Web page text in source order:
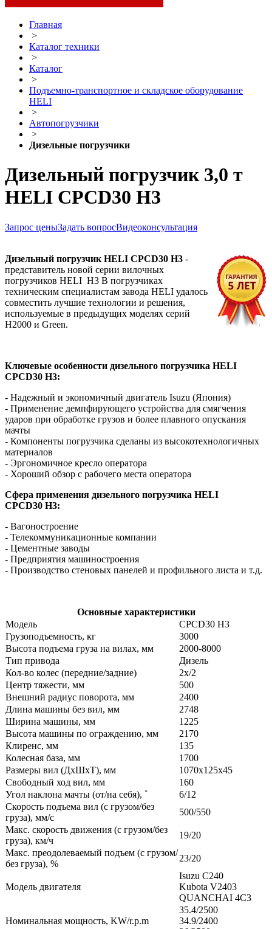
Главная
>
Каталог техники
>
Каталог
>
Подъемно-транспортное и складское оборудование
HELI
>
Автопогрузчики
>
Дизельные погрузчики
Дизельный погрузчик 3,0 т
HELI CPCD30 H3
Запрос ценыЗадать вопросВидеоконсультация
Дизельный погрузчик HELI CPCD30 H3 -
представитель новой серии вилочных
погрузчиков HELI H3 В погрузчиках
техническим специалистам завода HELI удалось
совместить лучшие технологии и решения,
используемые в предыдущих моделях серий
H2000 и Green.
Ключевые особенности дизельного погрузчика HELI
CPCD30 H3:
- Надежный и экономичный двигатель Isuzu (Япония)
- Применение демпфирующего устройства для смягчения
ударов при обработке грузов и более плавного опускания
мачты
- Компоненты погрузчика сделаны из высокотехнологичных
материалов
- Эргономичное кресло оператора
- Хороший обзор с рабочего места оператора
Сфера применения дизельного погрузчика HELI
CPCD30 H3:
- Вагоностроение
- Телекоммуникационные компании
- Цементные заводы
- Предприятия машиностроения
- Производство стеновых панелей и профильного листа и т.д.
Основные характеристики
Модель
CPCD30 H3
Грузоподъемность, кг
3000
Высота подъема груза на вилах, мм
2000-8000
Тип привода
Дизель
Кол-во колес (передние/задние)
2х/2
Центр тяжести, мм
500
Внешний радиус поворота, мм
2400
Длина машины без вил, мм
2748
Ширина машины, мм
1225
Высота машины по ограждению, мм
2170
Клиренс, мм
135
Колесная база, мм
1700
Размеры вил (ДxШxТ), мм
1070x125x45
Свободный ход вил, мм
160
Угол наклона мачты (от/на себя), ˚
6/12
Скорость подъема вил (с грузом/без
груза), мм/с
500/550
Макс. скорость движения (с грузом/без
груза), км/ч
19/20
Макс. преодолеваемый подъем (с грузом/
без груза), %
23/20
Модель двигателя
Isuzu C240
Kubota V2403
QUANCHAI 4C3
Номинальная мощность, KW/r.p.m
35.4/2500
34.9/2400